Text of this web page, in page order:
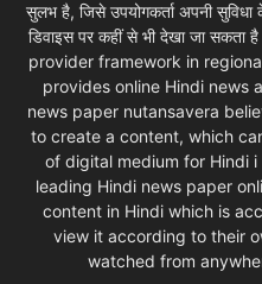
सुलभ है, जिसे उपयोगकर्ता अपनी
डिवाइस पर कहीं से भी देखा जा
provider framework in
provides online Hindi news
news paper nutansavera
to create a content, which
of digital medium for Hindi
leading Hindi news paper
content in Hindi which is
view it according to their
watched from